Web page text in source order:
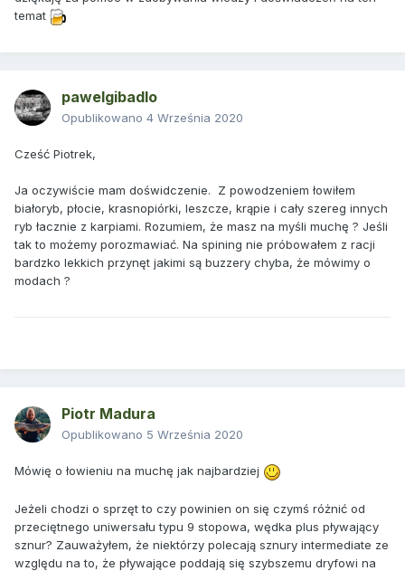
temat
pawelgibadlo
Opublikowano 4 Września 2020
Cześć Piotrek,
Ja oczywiście mam doświdczenie. Z powodzeniem łowiłem
białoryb, płocie, krasnopiórki, leszcze, krąpie i cały szereg innych
ryb łacznie z karpiami. Rozumiem, że masz na myśli muchę ? Jeśli
tak to możemy porozmawiać. Na spining nie próbowałem z racji
bardzko lekkich przynęt jakimi są buzzery chyba, że mówimy o
modach ?
Piotr Madura
Opublikowano 5 Września 2020
Mówię o łowieniu na muchę jak najbardziej
Jeżeli chodzi o sprzęt to czy powinien on się czymś różnić od
przeciętnego uniwersału typu 9 stopowa, wędka plus pływający
sznur? Zauważyłem, że niektórzy polecają sznury intermediate ze
względu na to, że pływające poddają się szybszemu dryfowi na